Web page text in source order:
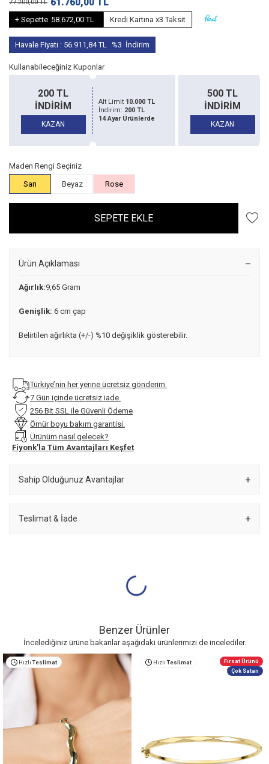
77.200,00TL 61.760,00 TL
+ Sepette 58.672,00 TL Kredi Kartına x3 Taksit
Havale Fiyatı : 56.911,84TL %3 İndirim
Kullanabileceğiniz Kuponlar
500 TL
İNDİRİM
KAZAN
Alt Limit
İndirim:
14 Ayar Ürünlerde
Maden Rengi Seçiniz
Sarı
Beyaz Rose
SEPETE EKLE
Ürün Açıklaması
Ağırlık:9,65 Gram
Genişlik: 6 cm çap
Belirtilen ağırlıkta (+/-) %10 değişiklik gösterebilir.
Türkiye’nin her yerine ücretsiz gönderim.
7 Gün içinde ücretsiz iade.
256 Bit SSL ile Güvenli Ödeme
Ömür boyu bakım garantisi.
Ürünüm nasıl gelecek?
Fiyonk’la Tüm Avantajları Keşfet
Sahip Olduğunuz Avantajlar
Teslimat & İade
Benzer Ürünler
İncelediğiniz ürüne bakanlar aşağıdaki ürünlerimizi de incelediler.
Hızlı Teslimat Hızlı Teslimat
Fırsat Ürünü
Çok Satan